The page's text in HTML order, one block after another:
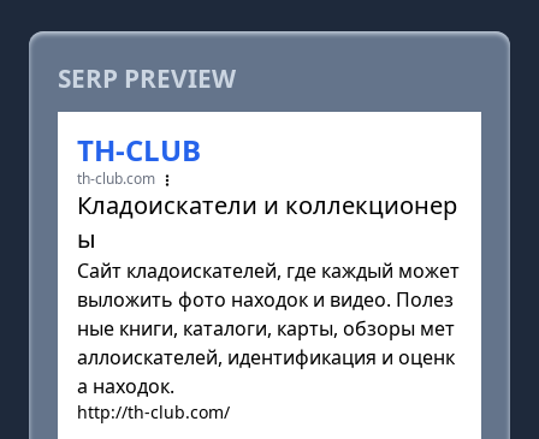
SERP PREVIEW
TH-CLUB
th-club.com
Кладоискатели и коллекционер
ы
Сайт кладоискателей, где каждый может
выложить фото находок и видео. Полез
ные книги, каталоги, карты, обзоры мет
аллоискателей, идентификация и оценк
а находок.
http://th-club.com/